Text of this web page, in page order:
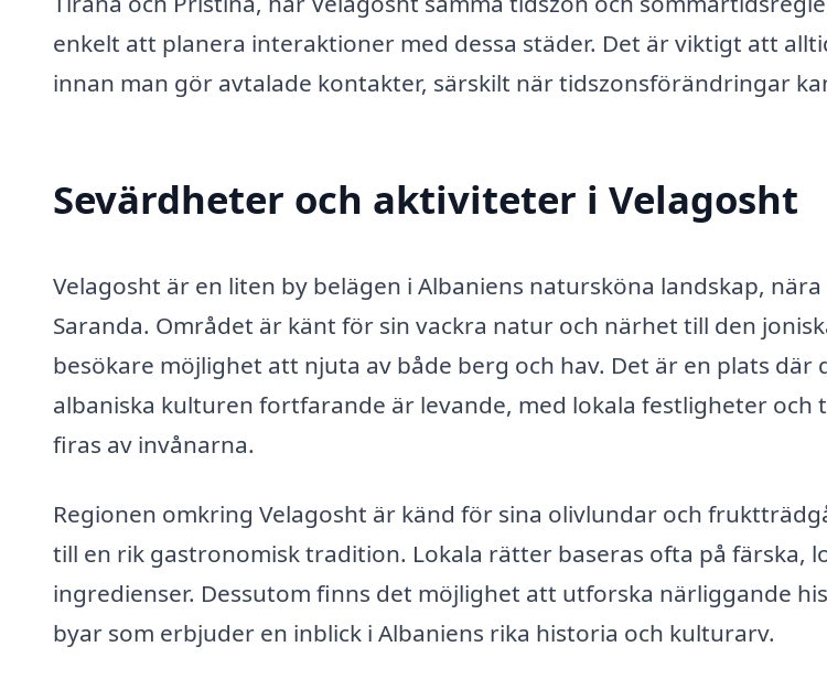
enkelt att planera interaktioner med dessa städer. Det är viktigt att
innan man gör avtalade kontakter, särskilt när tidszonsförändringar
Sevärdheter och aktiviteter i Velagosht
Velagosht är en liten by belägen i Albaniens natursköna landskap,
Saranda. Området är känt för sin vackra natur och närhet till den
besökare möjlighet att njuta av både berg och hav. Det är en plats där
albaniska kulturen fortfarande är levande, med lokala festligheter och
firas av invånarna.
Regionen omkring Velagosht är känd för sina olivlundar och
till en rik gastronomisk tradition. Lokala rätter baseras ofta på färska,
ingredienser. Dessutom finns det möjlighet att utforska närliggande
byar som erbjuder en inblick i Albaniens rika historia och kulturarv.